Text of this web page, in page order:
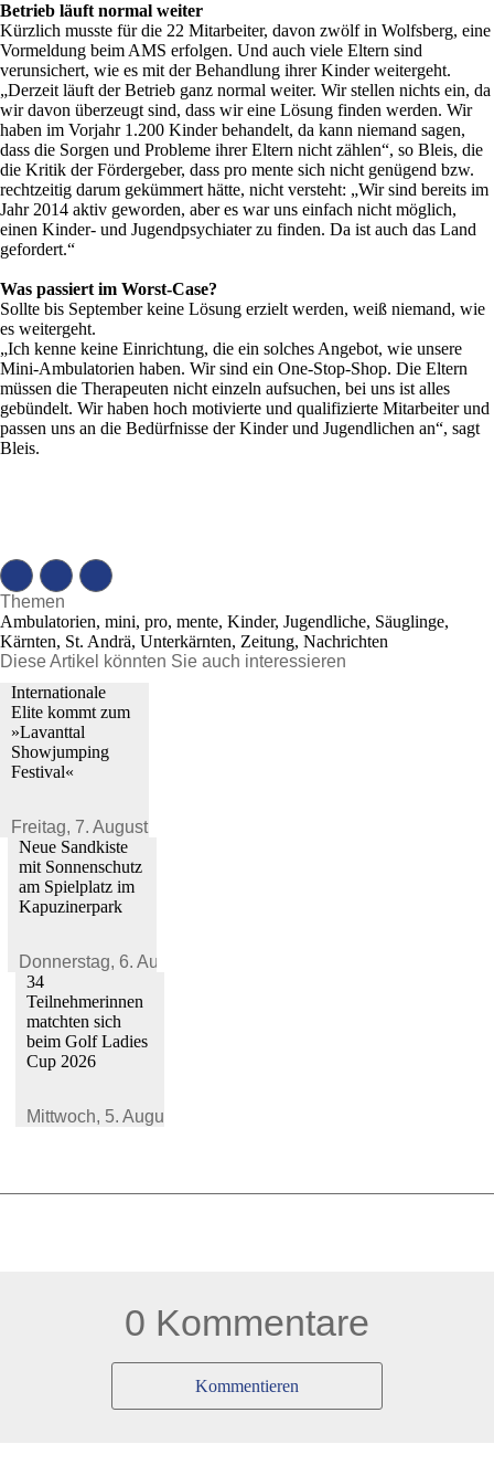
Betrieb läuft normal weiter
Kürzlich musste für die 22 Mitarbeiter, davon zwölf in Wolfsberg, eine
Vormeldung beim AMS erfolgen. Und auch viele Eltern sind
verunsichert, wie es mit der Behandlung ihrer Kinder weitergeht.
„Derzeit läuft der Betrieb ganz normal weiter. Wir stellen nichts ein, da
wir davon überzeugt sind, dass wir eine Lösung finden werden. Wir
haben im Vorjahr 1.200 Kinder behandelt, da kann niemand sagen,
dass die Sorgen und Probleme ihrer Eltern nicht zählen“, so Bleis, die
die Kritik der Fördergeber, dass pro mente sich nicht genügend bzw.
rechtzeitig darum gekümmert hätte, nicht versteht: „Wir sind bereits im
Jahr 2014 aktiv geworden, aber es war uns einfach nicht möglich,
einen Kinder- und Jugendpsychiater zu finden. Da ist auch das Land
gefordert.“
Was passiert im Worst-Case?
Sollte bis September keine Lösung erzielt werden, weiß niemand, wie
es weitergeht.
„Ich kenne keine Einrichtung, die ein solches Angebot, wie unsere
Mini-Ambulatorien haben. Wir sind ein One-Stop-Shop. Die Eltern
müssen die Therapeuten nicht einzeln aufsuchen, bei uns ist alles
gebündelt. Wir haben hoch motivierte und qualifizierte Mitarbeiter und
passen uns an die Bedürfnisse der Kinder und Jugendlichen an“, sagt
Bleis.
Themen
Ambulatorien, mini, pro, mente, Kinder, Jugendliche, Säuglinge,
Kärnten, St. Andrä, Unterkärnten, Zeitung, Nachrichten
Diese Artikel könnten Sie auch interessieren
Internationale
Elite kommt zum
»Lavanttal
Showjumping
Festival«
Freitag, 7. August 2026
Neue Sandkiste
mit Sonnenschutz
am Spielplatz im
Kapuzinerpark
Donnerstag, 6. August 2026
34
Teilnehmerinnen
matchten sich
beim Golf Ladies
Cup 2026
Mittwoch, 5. August 2026
0 Kommentare
Kommentieren